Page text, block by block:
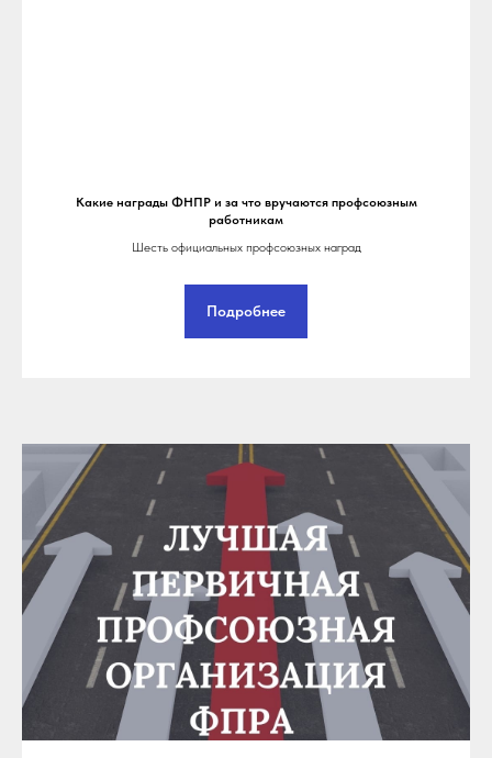
Какие награды ФНПР и за что вручаются профсоюзным
работникам
Шесть официальных профсоюзных наград
Подробнее